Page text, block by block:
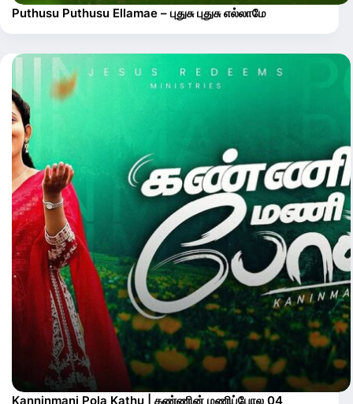
Puthusu Puthusu Ellamae – புதுசு புதுசு எல்லாமே
Kanninmani Pola Kathu | கண்ணின் மணிப்போல 04